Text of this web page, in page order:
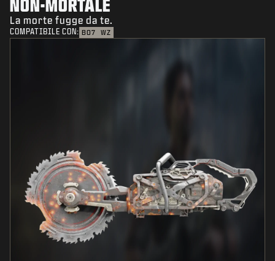
NON-MORTALE
La morte fugge da te.
COMPATIBILE CON: BO7 WZ